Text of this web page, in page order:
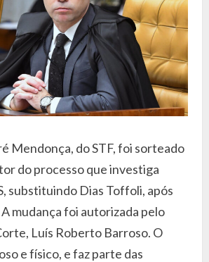
Mendonça, do STF, foi sorteado
do processo que investiga
substituindo Dias Toffoli, após
mudança foi autorizada pelo
Luís Roberto Barroso. O
e físico, e faz parte das